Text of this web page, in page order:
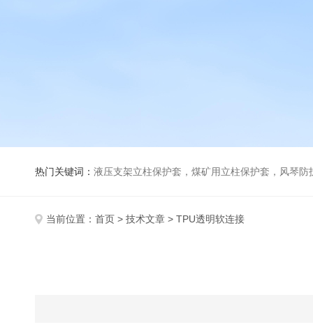
热门关键词： 液压支架立柱保护套，煤矿用立柱保护套，风琴
当前位置： 首页 > 技术文章 > TPU透明软连接